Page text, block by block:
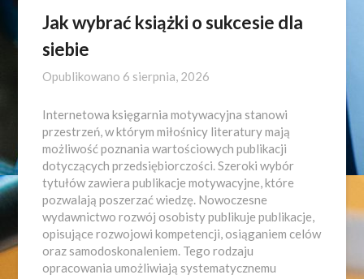
Jak wybrać książki o sukcesie dla
siebie
Opublikowano 6 sierpnia, 2026
Internetowa księgarnia motywacyjna stanowi
przestrzeń, w którym miłośnicy literatury mają
możliwość poznania wartościowych publikacji
dotyczących przedsiębiorczości. Szeroki wybór
tytułów zawiera publikacje motywacyjne, które
pozwalają poszerzać wiedzę. Nowoczesne
wydawnictwo rozwój osobisty publikuje publikacje,
opisujące rozwojowi kompetencji, osiąganiem celów
oraz samodoskonaleniem. Tego rodzaju
opracowania umożliwiają systematycznemu